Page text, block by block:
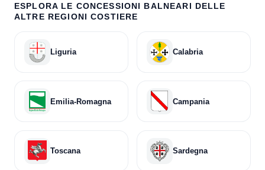
ESPLORA LE CONCESSIONI BALNEARI DELLE
ALTRE REGIONI COSTIERE
Liguria Calabria
Emilia-Romagna Campania
Toscana Sardegna